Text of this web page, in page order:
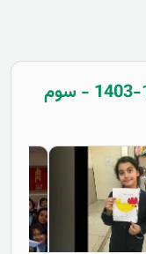
📚 یاد ایام - سال تحصیلی 1402-1403 - سوم